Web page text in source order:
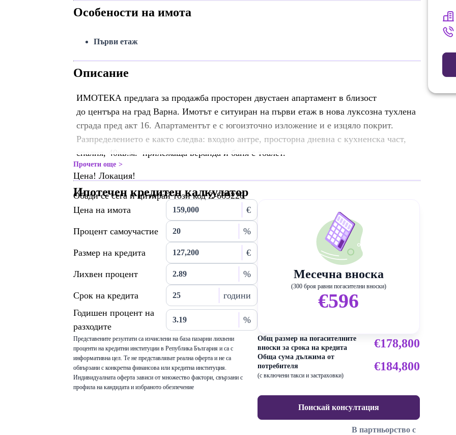
Особености на имота
Първи етаж
Описание
ИМОТЕКА предлага за продажба просторен двустаен апартамент в близост
до центъра на град Варна. Имотът е ситуиран на първи етаж в нова луксозна тухлена
сграда пред акт 16. Апартаментът е с югоизточно изложение и е изцяло покрит.
Разпределението е както следва: входно антре, просторна дневна с кухненска част,
спалня, 40кв.м. прилежаща веранда и баня с тоалет.
Цена! Локация!
Обади се сега и цитирай този код Z-669226
Прочети още
Ипотечен кредитен калкулатор
Цена на имота €
Процент самоучастие %
Размер на кредита €
Лихвен процент %
Срок на кредита
години
Годишен процент на
разходите
%
Представените резултати са изчислени на база пазарни лихвени
проценти на кредитни институции в Република България и са с
информативна цел. Те не представляват реална оферта и не са
обвързани с конкретна финансова или кредитна институция.
Индивидуалната оферта зависи от множество фактори, свързани с
профила на кандидата и избраното обезпечение
Месечна вноска
(300 броя равни погасителни вноски)
€596
Общ размер на погасителните
вноски за срока на кредита
€178,800
Обща сума дължима от
потребителя
(с включени такси и застраховки)
€184,800
Поискай консултация
В партньорство с